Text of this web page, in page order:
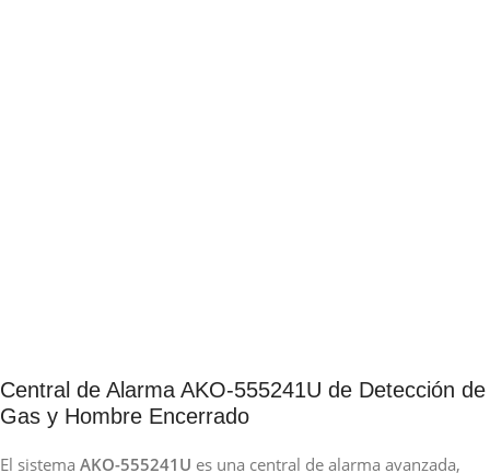
Central de Alarma AKO-555241U de Detección de
Gas y Hombre Encerrado
El sistema AKO-555241U es una central de alarma avanzada,